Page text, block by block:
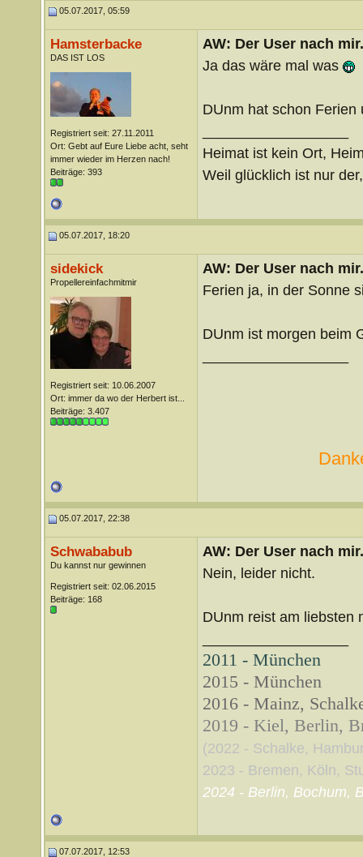
05.07.2017, 05:59
Hamsterbacke
DAS IST LOS
Registriert seit: 27.11.2011
Ort: Gebt auf Eure Liebe acht, seht
immer wieder im Herzen nach!
Beiträge: 393
AW: Der User nach
Ja das wäre mal was
DUnm hat schon
Heimat ist kein Ort,
Weil glücklich ist nur
05.07.2017, 18:20
sidekick
Propellereinfachmitmir
Registriert seit: 10.06.2007
Ort: immer da wo der Herbert ist...
Beiträge: 3.407
AW: Der User nach
Ferien ja, in der Sonne
DUnm ist morgen beim
05.07.2017, 22:38
Schwababub
Du kannst nur gewinnen
Registriert seit: 02.06.2015
Beiträge: 168
AW: Der User nach
Nein, leider nicht.
DUnm reist am liebsten
2011 - München
2015 - München
2016 - Mainz,
2019 - Kiel, Berlin,
(2022 - Schalke,
2023 - Bremen, Köln,
2024 - Berlin, Bochum,
07.07.2017, 12:53